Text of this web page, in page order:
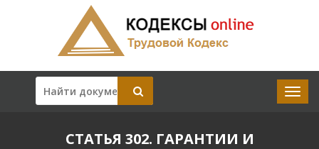
СТАТЬЯ 302. ГАРАНТИИ И